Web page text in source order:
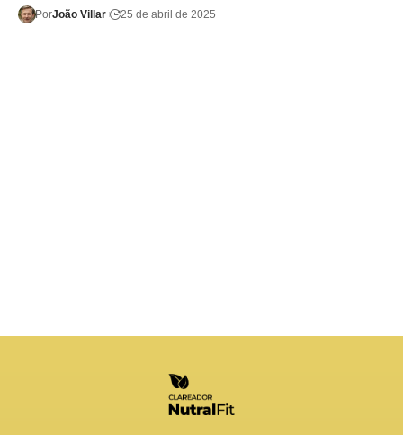
PorJoão Villar 25 de abril de 2025